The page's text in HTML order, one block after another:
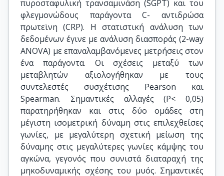
πυροσταφυλική τρανσαμινάση (SGPT) και του
φλεγμονώδους παράγοντα C- αντιδρώσα
πρωτεϊνη (CRP). Η στατιστική ανάλυση των
δεδομένων έγινε με ανάλυση διασποράς (2-way
ANOVA) με επαναλαμβανόμενες μετρήσεις στον
ένα παράγοντα. Οι σχέσεις μεταξύ των
μεταβλητών αξιολογήθηκαν με τους
συντελεστές συσχέτισης Pearson και
Spearman. Σημαντικές αλλαγές (P< 0,05)
παρατηρήθηκαν και στις δύο ομάδες στη
μέγιστη ισομετρική δύναμη στις επιλεχθείσες
γωνίες, με μεγαλύτερη σχετική μείωση της
δύναμης στις μεγαλύτερες γωνίες κάμψης του
αγκώνα, γεγονός που συνιστά διαταραχή της
μηκοδυναμικής σχέσης του μυός. Σημαντικές